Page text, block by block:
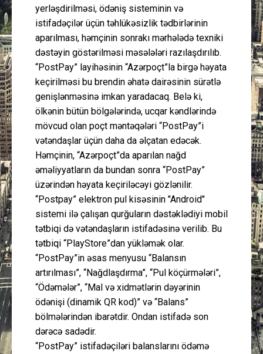
Əlaqə
yerləşdirilməsi, ödəniş sisteminin və
istifadəçilər üçün təhlükəsizlik tədbirlərinin
aparılması, həmçinin sonrakı mərhələdə texniki
dəstəyin göstərilməsi məsələləri razılaşdırılıb.
“PostPay” layihəsinin “Azərpoçt”la birgə həyata
keçirilməsi bu brendin əhatə dairəsinin sürətlə
genişlənməsinə imkan yaradacaq. Belə ki,
ölkənin bütün bölgələrində, ucqar kəndlərində
mövcud olan poçt məntəqələri “PostPay”i
vətəndaşlar üçün daha da əlçatan edəcək.
Həmçinin, “Azərpoçt”da aparılan nağd
əməliyyatların da bundan sonra “PostPay”
üzərindən həyata keçiriləcəyi gözlənilir.
“Postpay” elektron pul kisəsinin "Android"
sistemi ilə çalışan qurğuların dəstəklədiyi mobil
tətbiqi də vətəndaşların istifadəsinə verilib. Bu
tətbiqi “PlayStore”dan yükləmək olar.
“PostPay”in əsas menyusu “Balansın
artırılması”, “Nağdlaşdırma”, “Pul köçürmələri”,
“Ödəmələr”, “Mal və xidmətlərin dəyərinin
ödənişi (dinamik QR kod)” və “Balans”
bölmələrindən ibarətdir. Ondan istifadə son
dərəcə sadədir.
“PostPay” istifadəçiləri balanslarını ödəmə